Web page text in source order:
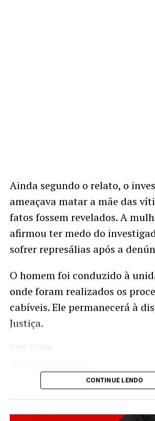
Ainda segundo o relato, o
ameaçava matar a mãe das
fatos fossem revelados. A
afirmou ter medo do
sofrer represálias após a
O homem foi conduzido à
onde foram realizados os
cabíveis. Ele permanecerá à
Justiça.
Fonte: D24am
Twitter
Facebook
WhatsApp
Share
CONTINUE LENDO